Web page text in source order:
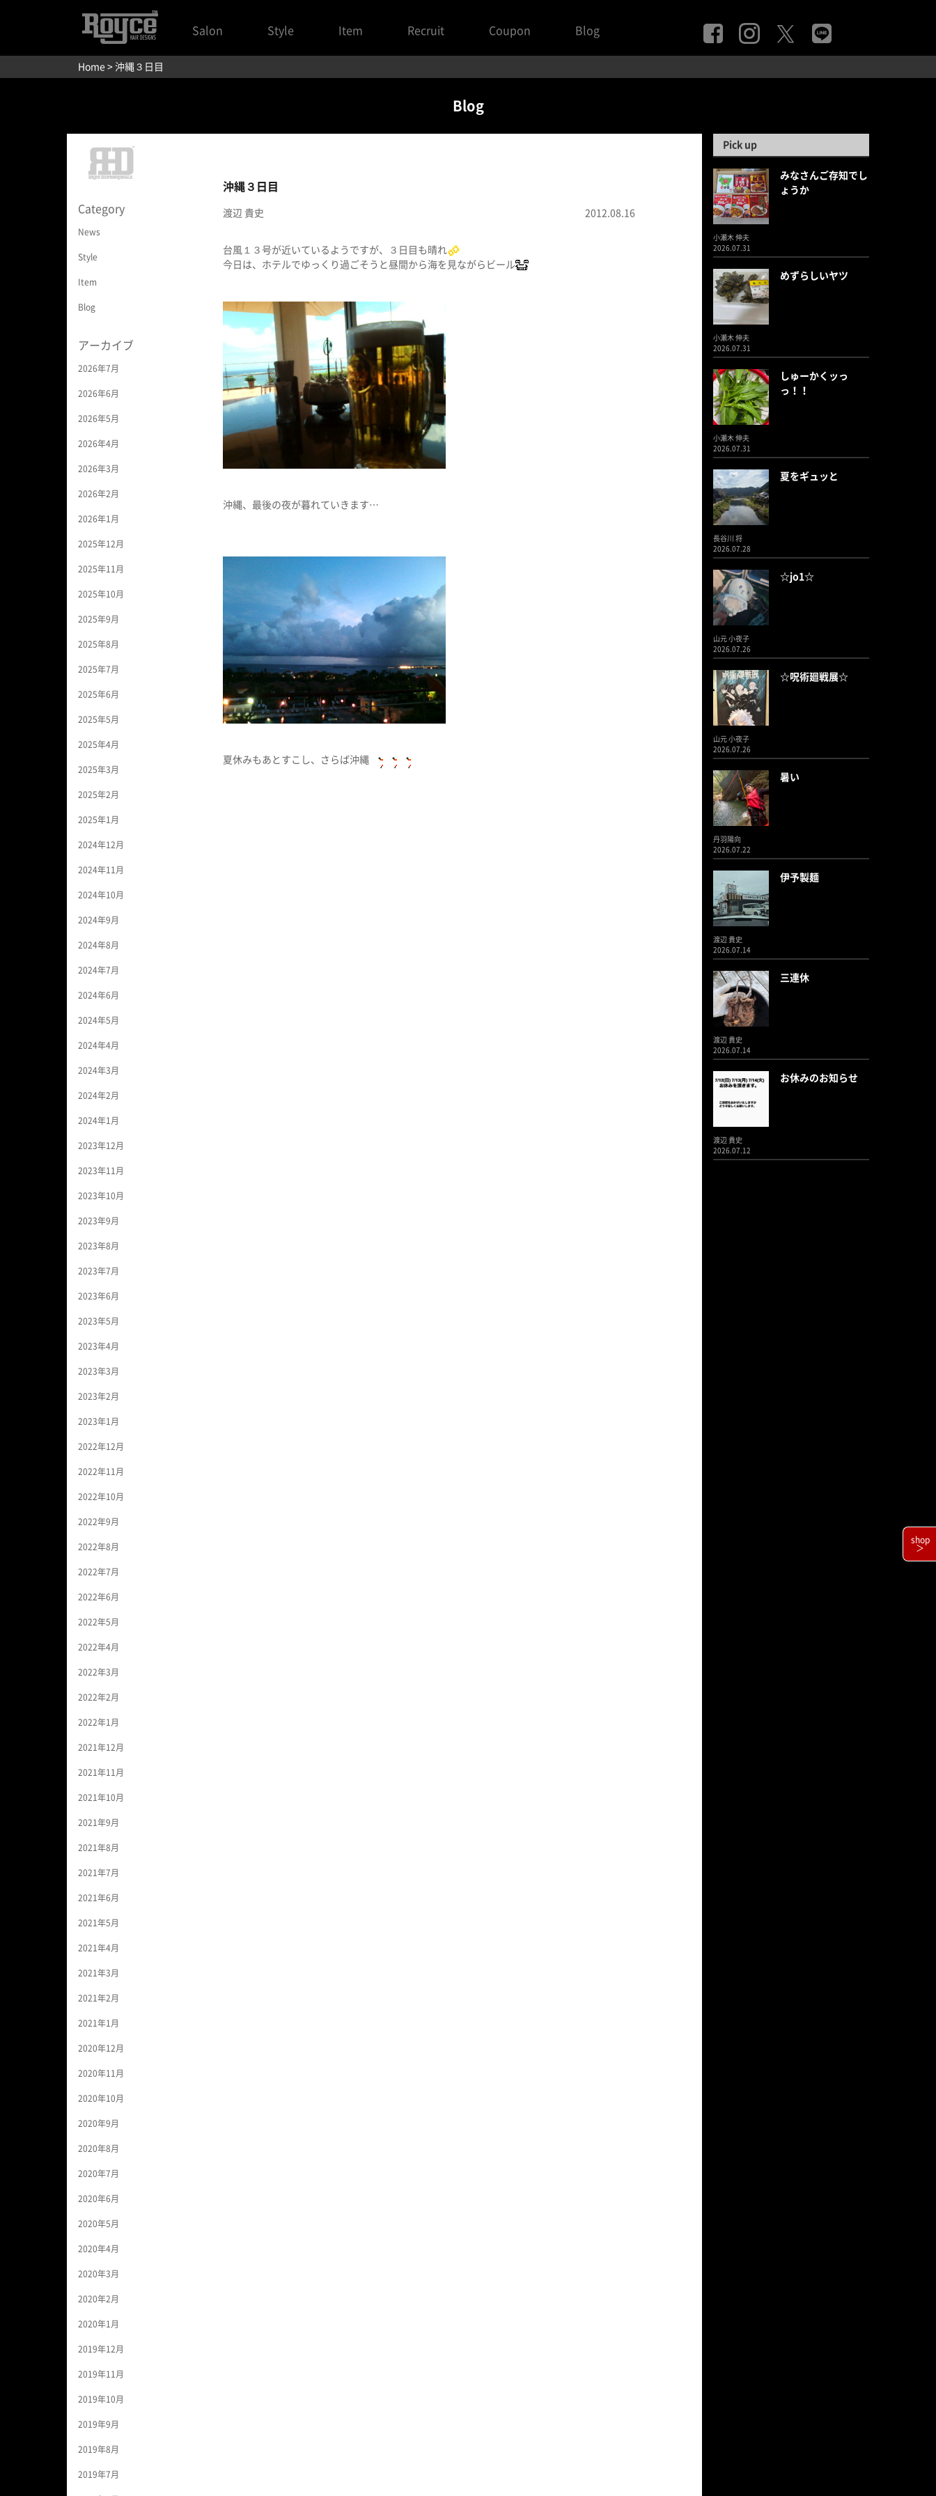
Salon Style Item Recruit Coupon Blog
Home > 沖縄３日目
Blog
Category
News
Style
Item
Blog
アーカイブ
2026年7月
2026年6月
2026年5月
2026年4月
2026年3月
2026年2月
2026年1月
2025年12月
2025年11月
2025年10月
2025年9月
2025年8月
2025年7月
2025年6月
2025年5月
2025年4月
2025年3月
2025年2月
2025年1月
2024年12月
2024年11月
2024年10月
2024年9月
2024年8月
2024年7月
2024年6月
2024年5月
2024年4月
2024年3月
2024年2月
2024年1月
2023年12月
2023年11月
2023年10月
2023年9月
2023年8月
2023年7月
2023年6月
2023年5月
2023年4月
2023年3月
2023年2月
2023年1月
2022年12月
2022年11月
2022年10月
2022年9月
2022年8月
2022年7月
2022年6月
2022年5月
2022年4月
2022年3月
2022年2月
2022年1月
2021年12月
2021年11月
2021年10月
2021年9月
2021年8月
2021年7月
2021年6月
2021年5月
2021年4月
2021年3月
2021年2月
2021年1月
2020年12月
2020年11月
2020年10月
2020年9月
2020年8月
2020年7月
2020年6月
2020年5月
2020年4月
2020年3月
2020年2月
2020年1月
2019年12月
2019年11月
2019年10月
2019年9月
2019年8月
2019年7月
沖縄３日目
渡辺 貴史 2012.08.16
台風１３号が近いているようですが、３日目も晴れ
今日は、ホテルでゆっくり過ごそうと昼間から海を見ながらビール
沖縄、最後の夜が暮れていきます…
夏休みもあとすこし、さらば沖縄
Pick up
みなさんご存知でし
ょうか
小瀬木 伸夫
2026.07.31
めずらしいヤツ
小瀬木 伸夫
2026.07.31
しゅーかくッっ
っ！！
小瀬木 伸夫
2026.07.31
夏をギュッと
長谷川 将
2026.07.28
☆jo1☆
山元 小夜子
2026.07.26
☆呪術廻戦展☆
山元 小夜子
2026.07.26
暑い
丹羽陽向
2026.07.22
伊予製麺
渡辺 貴史
2026.07.14
三連休
渡辺 貴史
2026.07.14
お休みのお知らせ
渡辺 貴史
2026.07.12
shop
＞